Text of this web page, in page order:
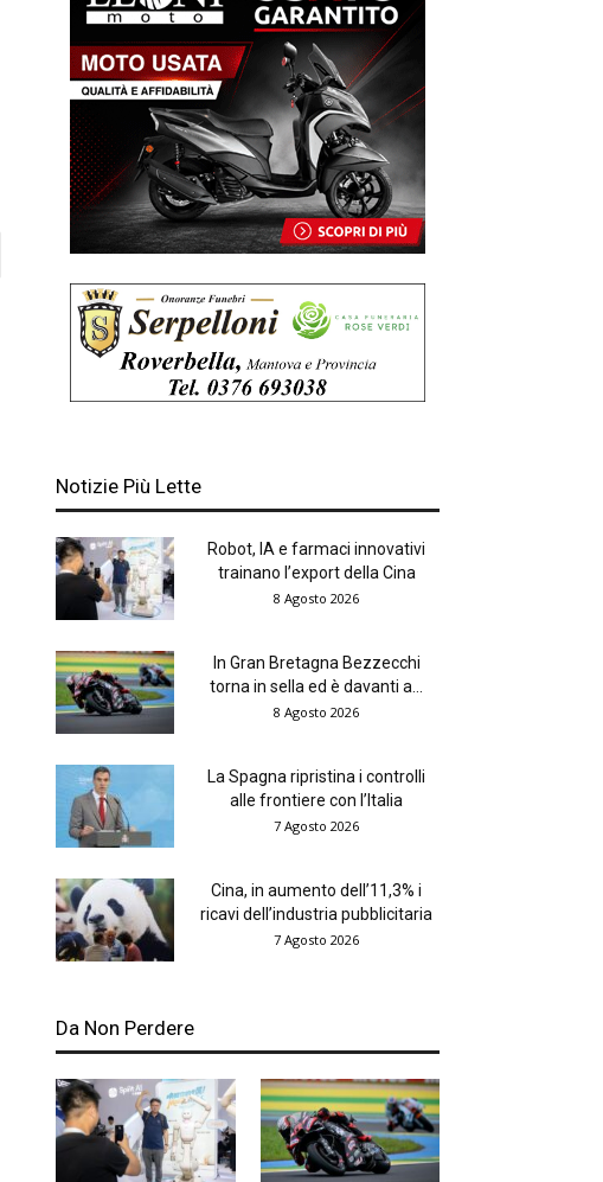
Notizie Più Lette
Robot, IA e farmaci innovativi
trainano l’export della Cina
8 Agosto 2026
In Gran Bretagna Bezzecchi
torna in sella ed è davanti a...
8 Agosto 2026
La Spagna ripristina i controlli
alle frontiere con l’Italia
7 Agosto 2026
Cina, in aumento dell’11,3% i
ricavi dell’industria pubblicitaria
7 Agosto 2026
Da Non Perdere